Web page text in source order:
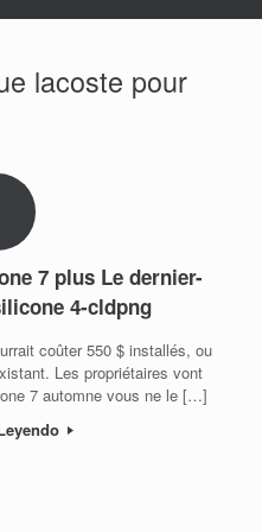
lacoste pour
7 plus Le dernier-
4-cldpng
coûter 550 $ installés, ou
Les propriétaires vont
7 automne vous ne le […]